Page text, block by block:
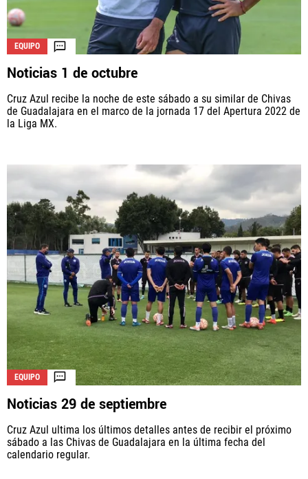
EQUIPO
Noticias 1 de octubre
Cruz Azul recibe la noche de este sábado a su similar de Chivas
de Guadalajara en el marco de la jornada 17 del Apertura 2022 de
la Liga MX.
EQUIPO
Noticias 29 de septiembre
Cruz Azul ultima los últimos detalles antes de recibir el próximo
sábado a las Chivas de Guadalajara en la última fecha del
calendario regular.